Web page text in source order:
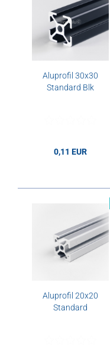
Aluprofil 30x30
Standard Blk
0,11 EUR
Aluprofil 20x20
Standard